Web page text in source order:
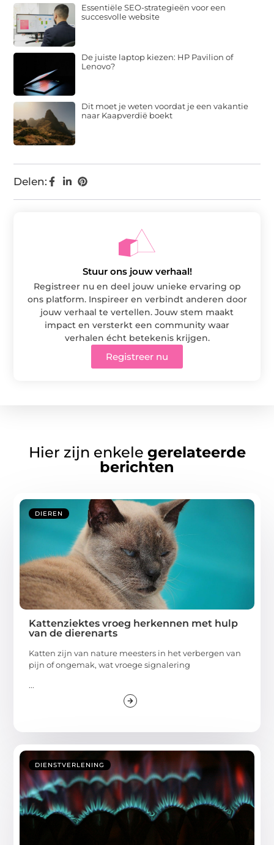
Delen:
Essentiële SEO-strategieën voor een
succesvolle website
De juiste laptop kiezen: HP Pavilion of
Lenovo?
Dit moet je weten voordat je een vakantie
naar Kaapverdië boekt
Stuur ons jouw verhaal!
Registreer nu en deel jouw unieke ervaring op
ons platform. Inspireer en verbindt anderen door
jouw verhaal te vertellen. Jouw stem maakt
impact en versterkt een community waar
verhalen écht betekenis krijgen.
Registreer nu
Hier zijn enkele gerelateerde
berichten
DIEREN
Kattenziektes vroeg herkennen met hulp
van de dierenarts
Katten zijn van nature meesters in het verbergen van
pijn of ongemak, wat vroege signalering
...
DIENSTVERLENING